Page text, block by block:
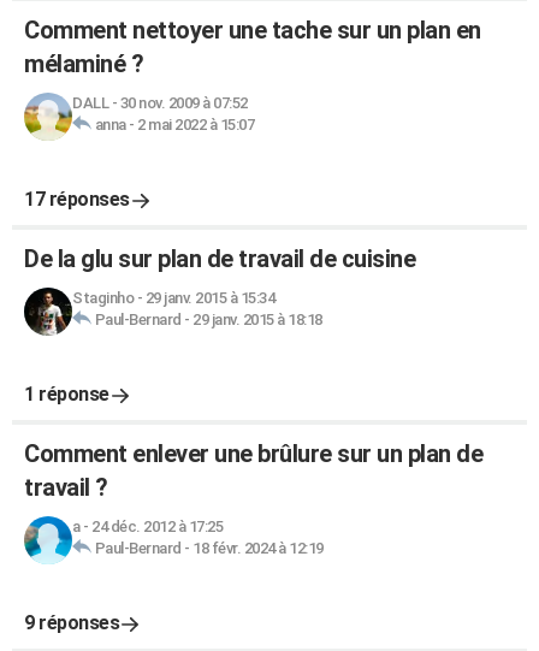
Comment nettoyer une tache sur un plan en
mélaminé ?
DALL- 30 nov. 2009 à 07:52
anna- 2 mai 2022 à 15:07
17 réponses
De la glu sur plan de travail de cuisine
Staginho- 29 janv. 2015 à 15:34
Paul-Bernard - 29 janv. 2015 à 18:18
1 réponse
Comment enlever une brûlure sur un plan de
travail ?
a- 24 déc. 2012 à 17:25
Paul-Bernard - 18 févr. 2024 à 12:19
9 réponses